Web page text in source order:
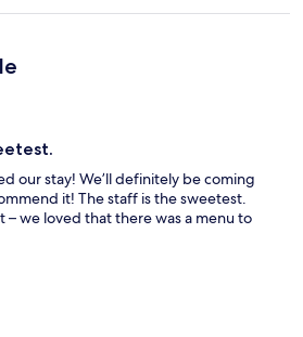
our stay! We’ll definitely be coming
it! The staff is the sweetest.
– we loved that there was a menu to